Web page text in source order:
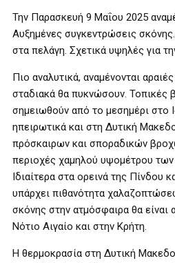
Την Παρασκευή 9 Μαΐου 2025
Αυξημένες συγκεντρώσεις
στα πελάγη. Σχετικά υψηλές για
Πιο αναλυτικά, αναμένονται
σταδιακά θα πυκνώσουν. Τοπικές
σημειωθούν από το μεσημέρι στο
ηπειρωτικά και στη Δυτική
πρόσκαιρων και σποραδικών
περιοχές χαμηλού υψομέτρου
Ιδιαίτερα στα ορεινά της Πίνδου
υπάρχει πιθανότητα
σκόνης στην ατμόσφαιρα θα είναι
Νότιο Αιγαίο και στην Κρήτη.
Η θερμοκρασία στη Δυτική